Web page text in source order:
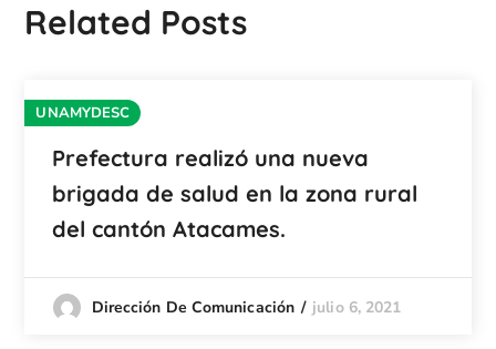
Related Posts
UNAMYDESC
Prefectura realizó una nueva
brigada de salud en la zona rural
del cantón Atacames.
Dirección De Comunicación julio 6, 2021